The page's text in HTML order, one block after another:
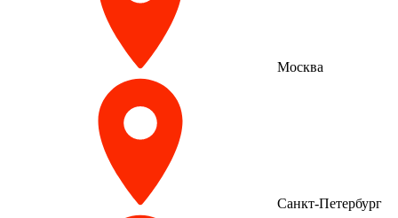
Москва
Санкт-Петербург